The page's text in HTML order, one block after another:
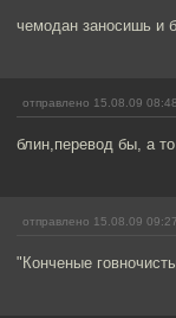
чемодан заносишь и
отправлено 15.08.09 08:48
блин,перевод бы, а
отправлено 15.08.09 09:27
"Конченые